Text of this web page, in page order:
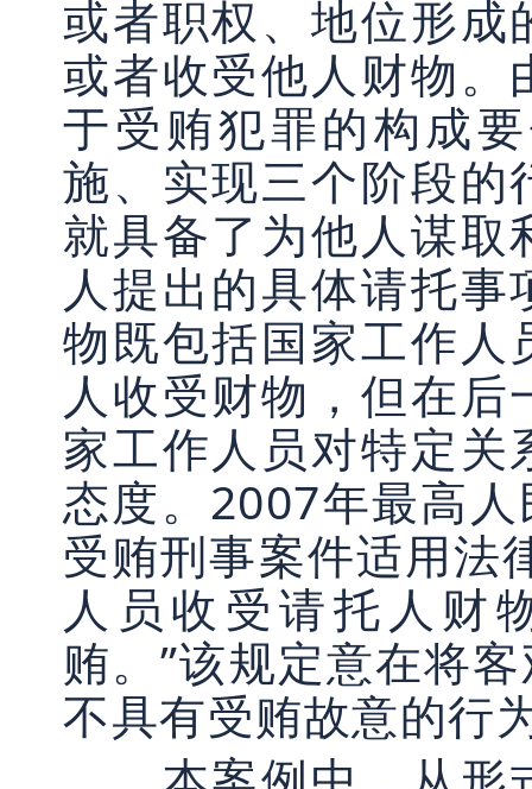
或者职权、地位形成
或者收受他人财物。
于受贿犯罪的构成
施、实现三个阶段的
就具备了为他人谋
人提出的具体请托
物既包括国家工作人
人收受财物，但在
家工作人员对特定
态度。2007年最高
受贿刑事案件适用法
人员收受请托人财
贿。”该规定意在将
不具有受贿故意的行